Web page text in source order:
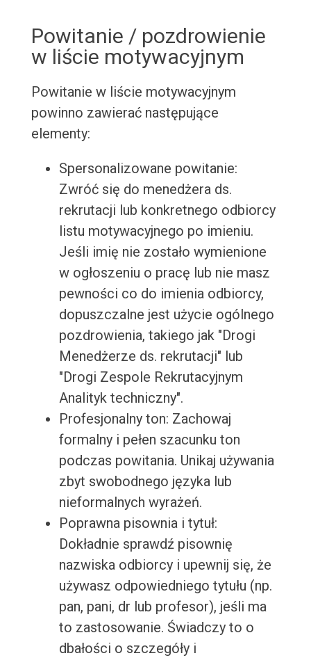
Powitanie / pozdrowienie
w liście motywacyjnym
Powitanie w liście motywacyjnym
powinno zawierać następujące
elementy:
Spersonalizowane powitanie:
Zwróć się do menedżera ds.
rekrutacji lub konkretnego odbiorcy
listu motywacyjnego po imieniu.
Jeśli imię nie zostało wymienione
w ogłoszeniu o pracę lub nie masz
pewności co do imienia odbiorcy,
dopuszczalne jest użycie ogólnego
pozdrowienia, takiego jak "Drogi
Menedżerze ds. rekrutacji" lub
"Drogi Zespole Rekrutacyjnym
Analityk techniczny".
Profesjonalny ton: Zachowaj
formalny i pełen szacunku ton
podczas powitania. Unikaj używania
zbyt swobodnego języka lub
nieformalnych wyrażeń.
Poprawna pisownia i tytuł:
Dokładnie sprawdź pisownię
nazwiska odbiorcy i upewnij się, że
używasz odpowiedniego tytułu (np.
pan, pani, dr lub profesor), jeśli ma
to zastosowanie. Świadczy to o
dbałości o szczegóły i